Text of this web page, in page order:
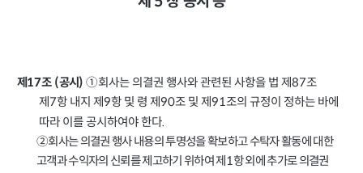
제 17조(공시 )①회사는 의결권 행사와 관련된 사항을 법 제 87조
제 7항 내지 제9항 및 령 제90조 및 제91조의 규정이 정하는 바에
따라 이를 공시하여야 한다.
②회사는 의결권 행사 내용의 투명성을 확보하고 수탁자 활동에 대한
고객과 수익자의 신뢰를 제고하기 위하여 제 1항 외에 추가로 의결권